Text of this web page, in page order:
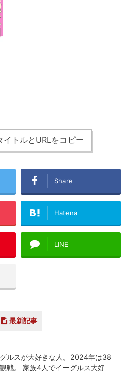
イトルとURLをコピー
Share
Hatena
LINE
最新記事
ルスが大好きな人。2024年は38
戦。 家族4人でイーグルス大好